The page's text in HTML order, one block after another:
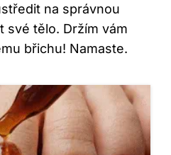
na správnou
své tělo.⁤ Držím vám
břichu! Namaste.